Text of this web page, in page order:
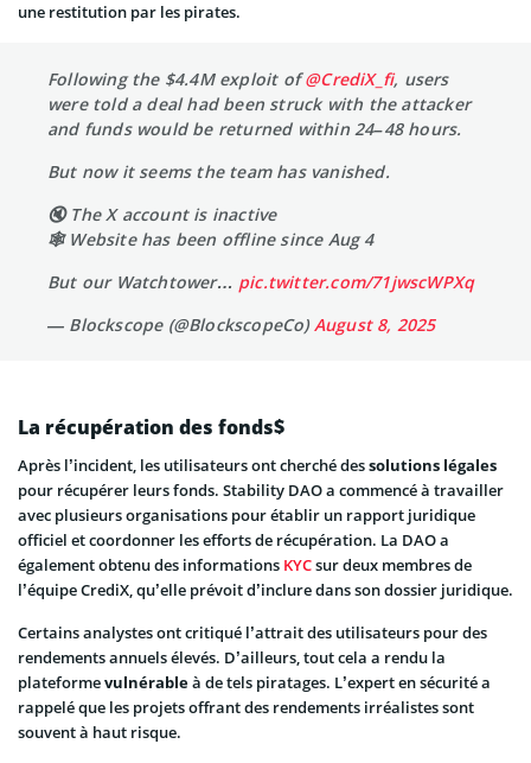
une restitution par les pirates.
Following the $4.4M exploit of@CrediX_fi, users
were told a deal had been struck with the attacker
and funds would be returned within 24–48 hours.
But now it seems the team has vanished.
🔇 The X account is inactive
🕸️ Website has been offline since Aug 4
But our Watchtower… pic.twitter.com/71jwscWPXq
— Blockscope (@BlockscopeCo)August 8, 2025
La récupération des fonds$
Après l’incident, les utilisateurs ont cherché dessolutions légales
pour récupérer leurs fonds. Stability DAO a commencé à travailler
avec plusieurs organisations pour établir un rapport juridique
officiel et coordonner les efforts de récupération. La DAO a
également obtenu des informations KYCsur deux membres de
l’équipe CrediX, qu’elle prévoit d’inclure dans son dossier juridique.
Certains analystes ont critiqué l’attrait des utilisateurs pour des
rendements annuels élevés. D’ailleurs, tout cela a rendu la
plateformevulnérableà de tels piratages. L’expert en sécurité a
rappelé que les projets offrant des rendements irréalistes sont
souvent à haut risque.